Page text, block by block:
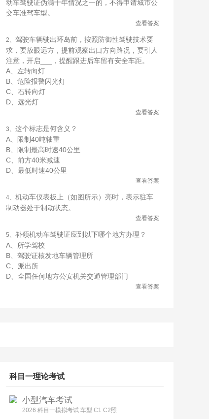
动车驾驶证伪满十年情况之一的，不得申请城市公
交车准驾车型。
查看答案
2、 驾驶车辆驶出环岛前，按照防御性驾驶技术要
求，要放眼远方，提前观察出口方向路况，要引人
注意，开启___，提醒跟进后车留有安全车距。
A、左转向灯
B、危险报警闪光灯
C、右转向灯
D、远光灯
查看答案
3、 这个标志是何含义？
A、限制40吨轴重
B、限制最高时速40公里
C、前方40米减速
D、最低时速40公里
查看答案
4、 机动车仪表板上（如图所示）亮时，表示驻车
制动器处于制动状态。
查看答案
5、 补领机动车驾驶证应到以下哪个地方办理？
A、所学驾校
B、驾驶证核发地车辆管理所
C、派出所
D、全国任何地方公安机关交通管理部门
查看答案
科目一理论考试
小型汽车考试
2026 科目一模拟考试 车型 C1 C2照